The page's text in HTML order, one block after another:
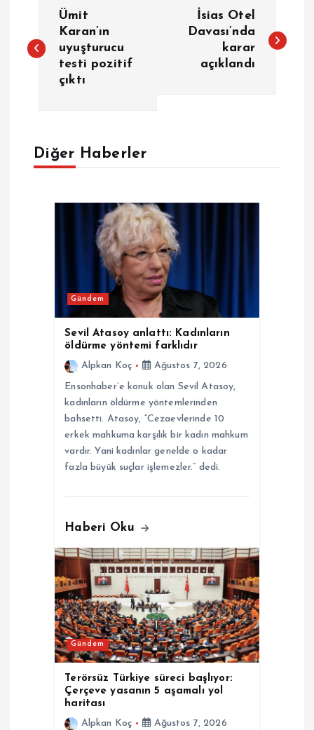
a
g
e
Ümit
Karan’ın
uyuşturucu
testi pozitif
çıktı
İsias Otel
Davası’nda
karar
açıklandı
Diğer Haberler
Gündem
Sevil Atasoy anlattı: Kadınların
öldürme yöntemi farklıdır
Alpkan Koç
Ağustos 7, 2026
Ensonhaber’e konuk olan Sevil Atasoy,
kadınların öldürme yöntemlerinden
bahsetti. Atasoy, “Cezaevlerinde 10
erkek mahkuma karşılık bir kadın mahkum
vardır. Yani kadınlar genelde o kadar
fazla büyük suçlar işlemezler.” dedi.
Haberi Oku
Gündem
Terörsüz Türkiye süreci başlıyor:
Çerçeve yasanın 5 aşamalı yol
haritası
Alpkan Koç
Ağustos 7, 2026